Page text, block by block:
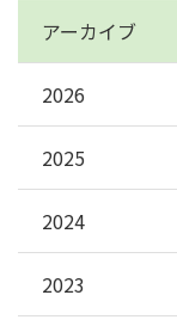
アーカイブ
2026
2025
2024
2023